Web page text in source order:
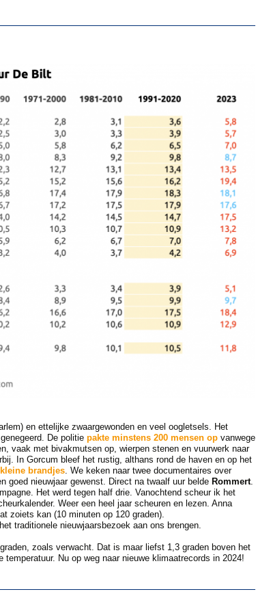
en ettelijke zwaargewonden en veel oogletsels. Het
De politie pakte minstens 200 mensen opvanwege
vaak met bivakmutsen op, wierpen stenen en vuurwerk naar
In Gorcum bleef het rustig, althans rond de haven en op het
brandjes. We keken naar twee documentaires over
goed nieuwjaar gewenst. Direct na twaalf uur belde Rommert.
Het werd tegen half drie. Vanochtend scheur ik het
Weer een heel jaar scheuren en lezen. Anna
zoiets kan (10 minuten op 120 graden).
traditionele nieuwjaarsbezoek aan ons brengen.
zoals verwacht. Dat is maar liefst 1,3 graden boven het
Nu op weg naar nieuwe klimaatrecords in 2024!